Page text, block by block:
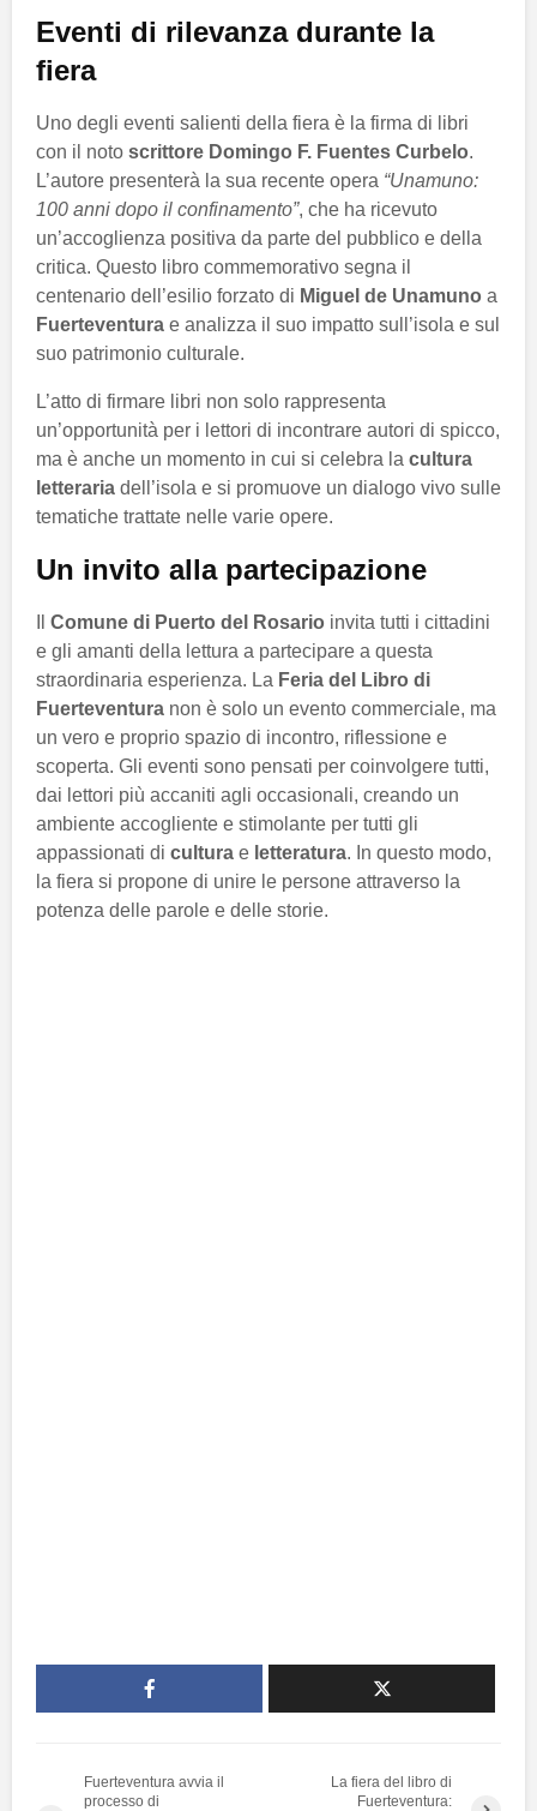
Eventi di rilevanza durante la
fiera
Uno degli eventi salienti della fiera è la firma di libri
con il noto scrittore Domingo F. Fuentes Curbelo.
L’autore presenterà la sua recente opera “Unamuno:
100 anni dopo il confinamento”, che ha ricevuto
un’accoglienza positiva da parte del pubblico e della
critica. Questo libro commemorativo segna il
centenario dell’esilio forzato di Miguel de Unamuno a
Fuerteventura e analizza il suo impatto sull’isola e sul
suo patrimonio culturale.
L’atto di firmare libri non solo rappresenta
un’opportunità per i lettori di incontrare autori di spicco,
ma è anche un momento in cui si celebra la cultura
letteraria dell’isola e si promuove un dialogo vivo sulle
tematiche trattate nelle varie opere.
Un invito alla partecipazione
Comune di Puerto del Rosario invita tutti i cittadini
e gli amanti della lettura a partecipare a questa
straordinaria esperienza. La Feria del Libro di
Fuerteventura non è solo un evento commerciale, ma
un vero e proprio spazio di incontro, riflessione e
scoperta. Gli eventi sono pensati per coinvolgere tutti,
dai lettori più accaniti agli occasionali, creando un
ambiente accogliente e stimolante per tutti gli
appassionati di cultura e letteratura. In questo modo,
la fiera si propone di unire le persone attraverso la
potenza delle parole e delle storie.
Fuerteventura avvia il
processo di
La fiera del libro di
Fuerteventura: